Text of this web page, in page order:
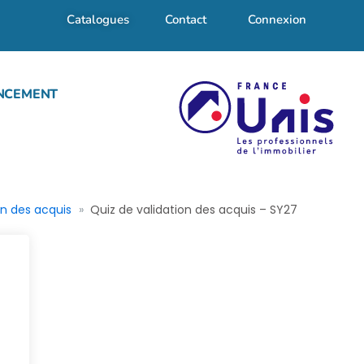
Catalogues Contact Connexion
des acquis Quiz de validation des acquis – SY27